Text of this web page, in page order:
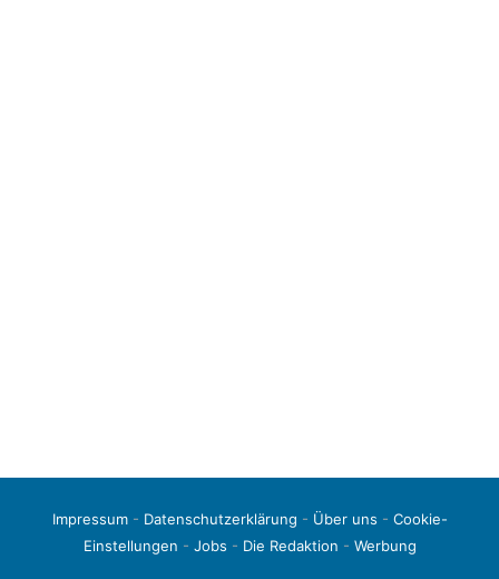
Impressum- Datenschutzerklärung - Über uns - Cookie-
Einstellungen - Jobs - Die Redaktion - Werbung